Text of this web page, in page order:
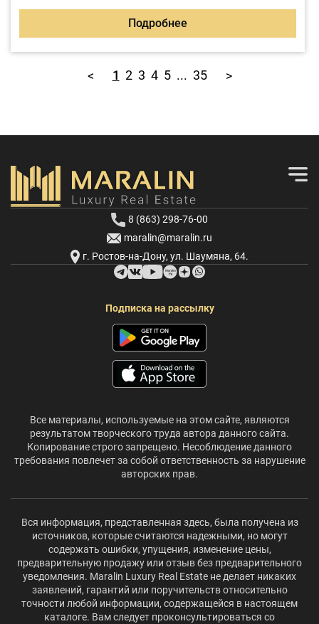
Подробнее
< 1 2 3 4 5 ... 35 >
8 (863) 298-76-00
maralin@maralin.ru
г. Ростов-на-Дону, ул. Шаумяна, 64.
Подписка на рассылку
Все материалы, используемые на этом сайте, являются
результатом творческого труда автора данного сайта.
Копирование строго запрещено. Несоблюдение данного
требования повлечет за собой ответственность за нарушение
авторских прав.
Вся информация, представленная здесь, была получена из
источников, которые считаются надежными, но могут
содержать ошибки, упущения, изменение цены,
предварительную продажу или отзыв без предварительного
уведомления. Maralin Luxury Real Estate не делает никаких
заявлений, гарантий или поручительств относительно
точности любой информации, содержащейся в настоящем
каталоге. Вам следует проконсультироваться со